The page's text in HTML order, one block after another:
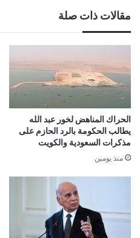
مقالات ذات صلة
الحراك المناهض لخور عبد الله
يطالب الحكومة بالرد الحازم على
مذكرات السعودية والكويت
منذ يومين